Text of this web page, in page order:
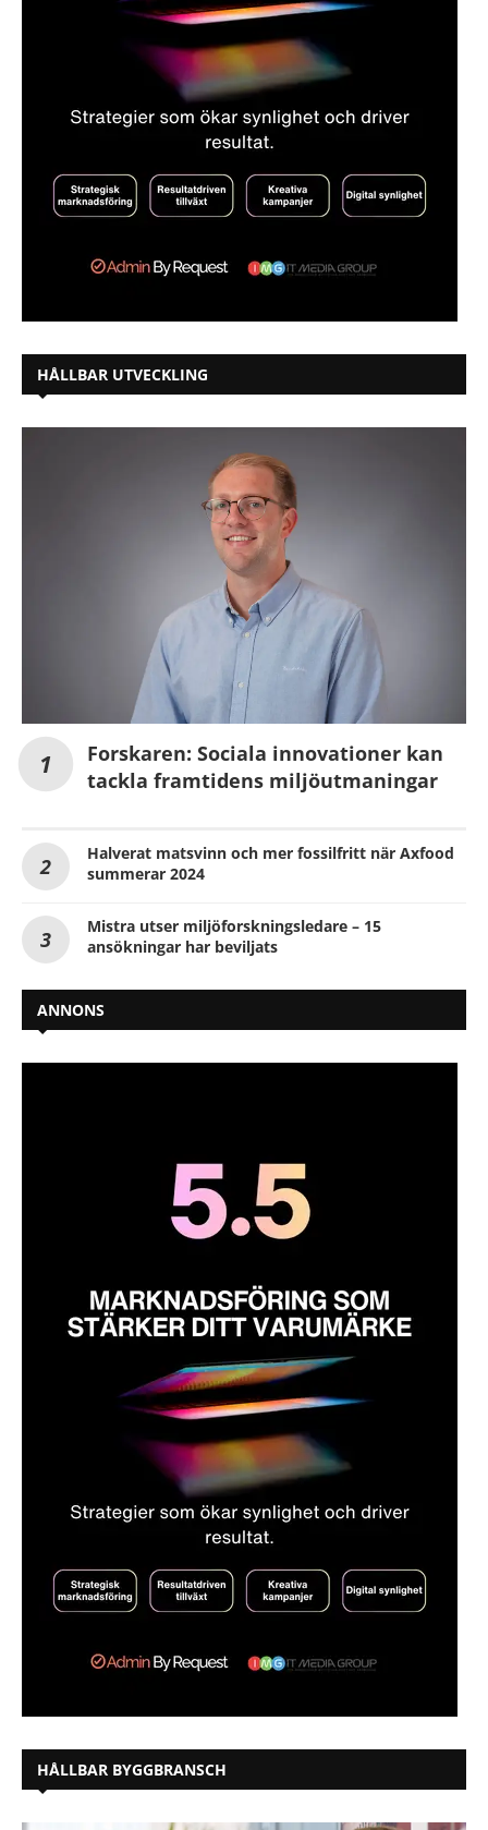
HÅLLBAR UTVECKLING
Forskaren: Sociala innovationer kan
tackla framtidens miljöutmaningar
Halverat matsvinn och mer fossilfritt när Axfood
summerar 2024
Mistra utser miljöforskningsledare – 15
ansökningar har beviljats
ANNONS
HÅLLBAR BYGGBRANSCH